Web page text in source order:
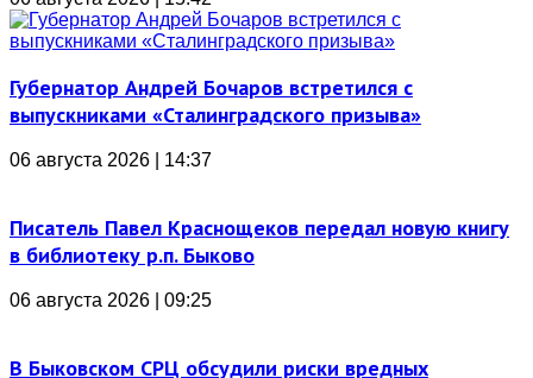
Губернатор Андрей Бочаров встретился с
выпускниками «Сталинградского призыва»
06 августа 2026 | 14:37
Писатель Павел Краснощеков передал новую книгу
в библиотеку р.п. Быково
06 августа 2026 | 09:25
В Быковском СРЦ обсудили риски вредных